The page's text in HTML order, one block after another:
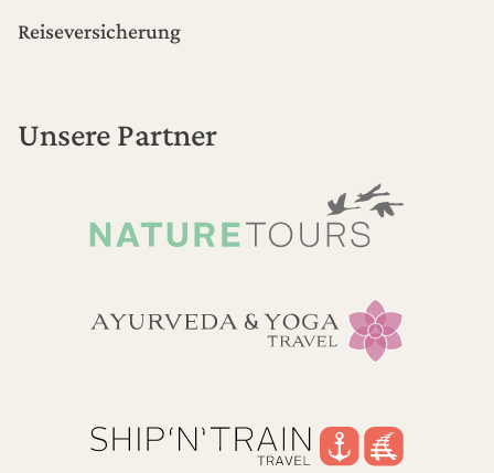
Reiseversicherung
Unsere Partner